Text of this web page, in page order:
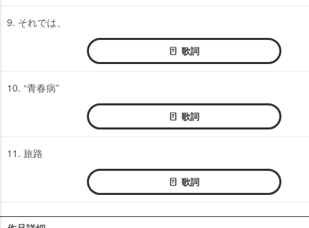
9. それでは、
歌詞
10. “青春病”
歌詞
11. 旅路
歌詞